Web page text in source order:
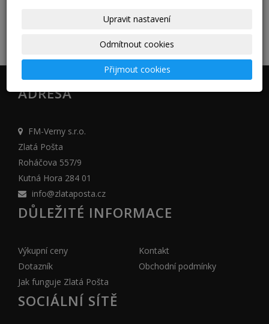
ADRESA
FM-Verny s.r.o.
Zlatá Pošta
Roháčova 557/9
Kutná Hora 284 01
info@zlataposta.cz
DŮLEŽITÉ INFORMACE
Výkupní ceny
Dotazník
Jak funguje Zlatá Pošta
Kontakt
Obchodní podmínky
SOCIÁLNÍ SÍTĚ
Upravit nastavení
Odmítnout cookies
Přijmout cookies